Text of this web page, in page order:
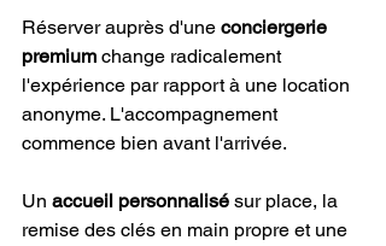
Réserver auprès d'une conciergerie
premium change radicalement
l'expérience par rapport à une location
anonyme. L'accompagnement
commence bien avant l'arrivée.
Un accueil personnalisé sur place, la
remise des clés en main propre et une